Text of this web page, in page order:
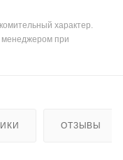
характер.
менеджером при
ОТЗЫВЫ